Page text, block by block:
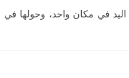
في مكان واحد، وحولها في